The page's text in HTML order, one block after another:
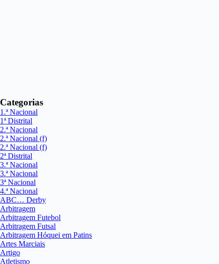
Categorias
1.ª Nacional
1ª Distrital
2.ª Nacional
2.ª Nacional (f)
2.ª Nacional (f)
2ª Distrital
3.ª Nacional
3.ª Nacional
3ª Nacional
4.ª Nacional
ABC… Derby
Arbitragem
Arbitragem Futebol
Arbitragem Futsal
Arbitragem Hóquei em Patins
Artes Marciais
Artigo
Atletismo